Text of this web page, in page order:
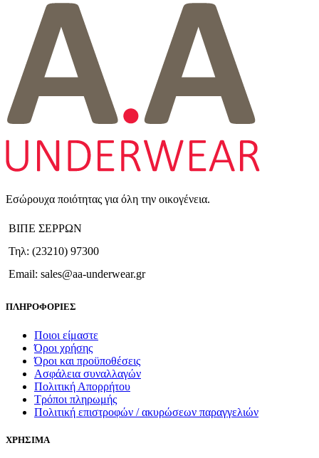
Εσώρουχα ποιότητας για όλη την οικογένεια.
ΒΙΠΕ ΣΕΡΡΩΝ
Τηλ: (23210) 97300
Email: sales@aa-underwear.gr
ΠΛΗΡΟΦΟΡΙΕΣ
Ποιοι είμαστε
Όροι χρήσης
Όροι και προϋποθέσεις
Ασφάλεια συναλλαγών
Πολιτική Απορρήτου
Τρόποι πληρωμής
Πολιτική επιστροφών / ακυρώσεων παραγγελιών
ΧΡΗΣΙΜΑ